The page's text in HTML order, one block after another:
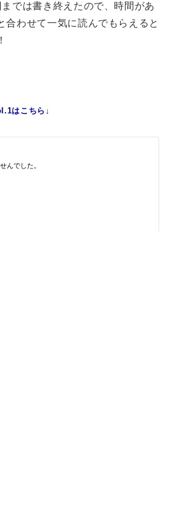
では書き終えたので、時間があ
合わせて一気に読んでもらえると
はこちら↓